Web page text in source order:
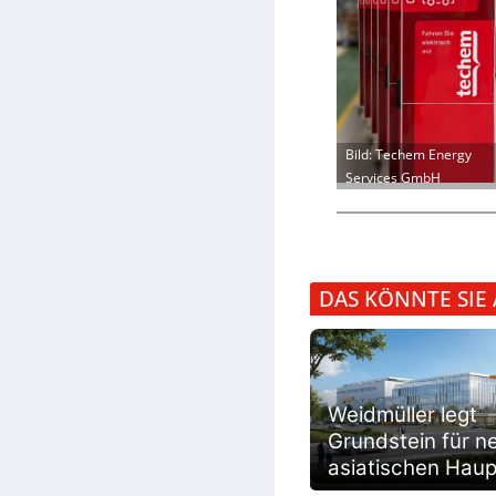
Bild: Techem Energy
Services GmbH
DAS KÖNNTE SIE
Weidmüller legt
Grundstein für
asiatischen